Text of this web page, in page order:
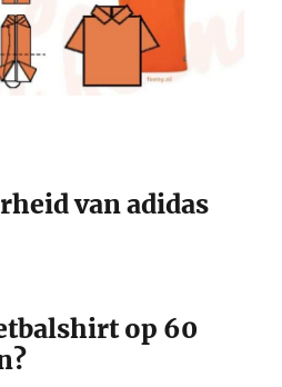
van adidas
op 60